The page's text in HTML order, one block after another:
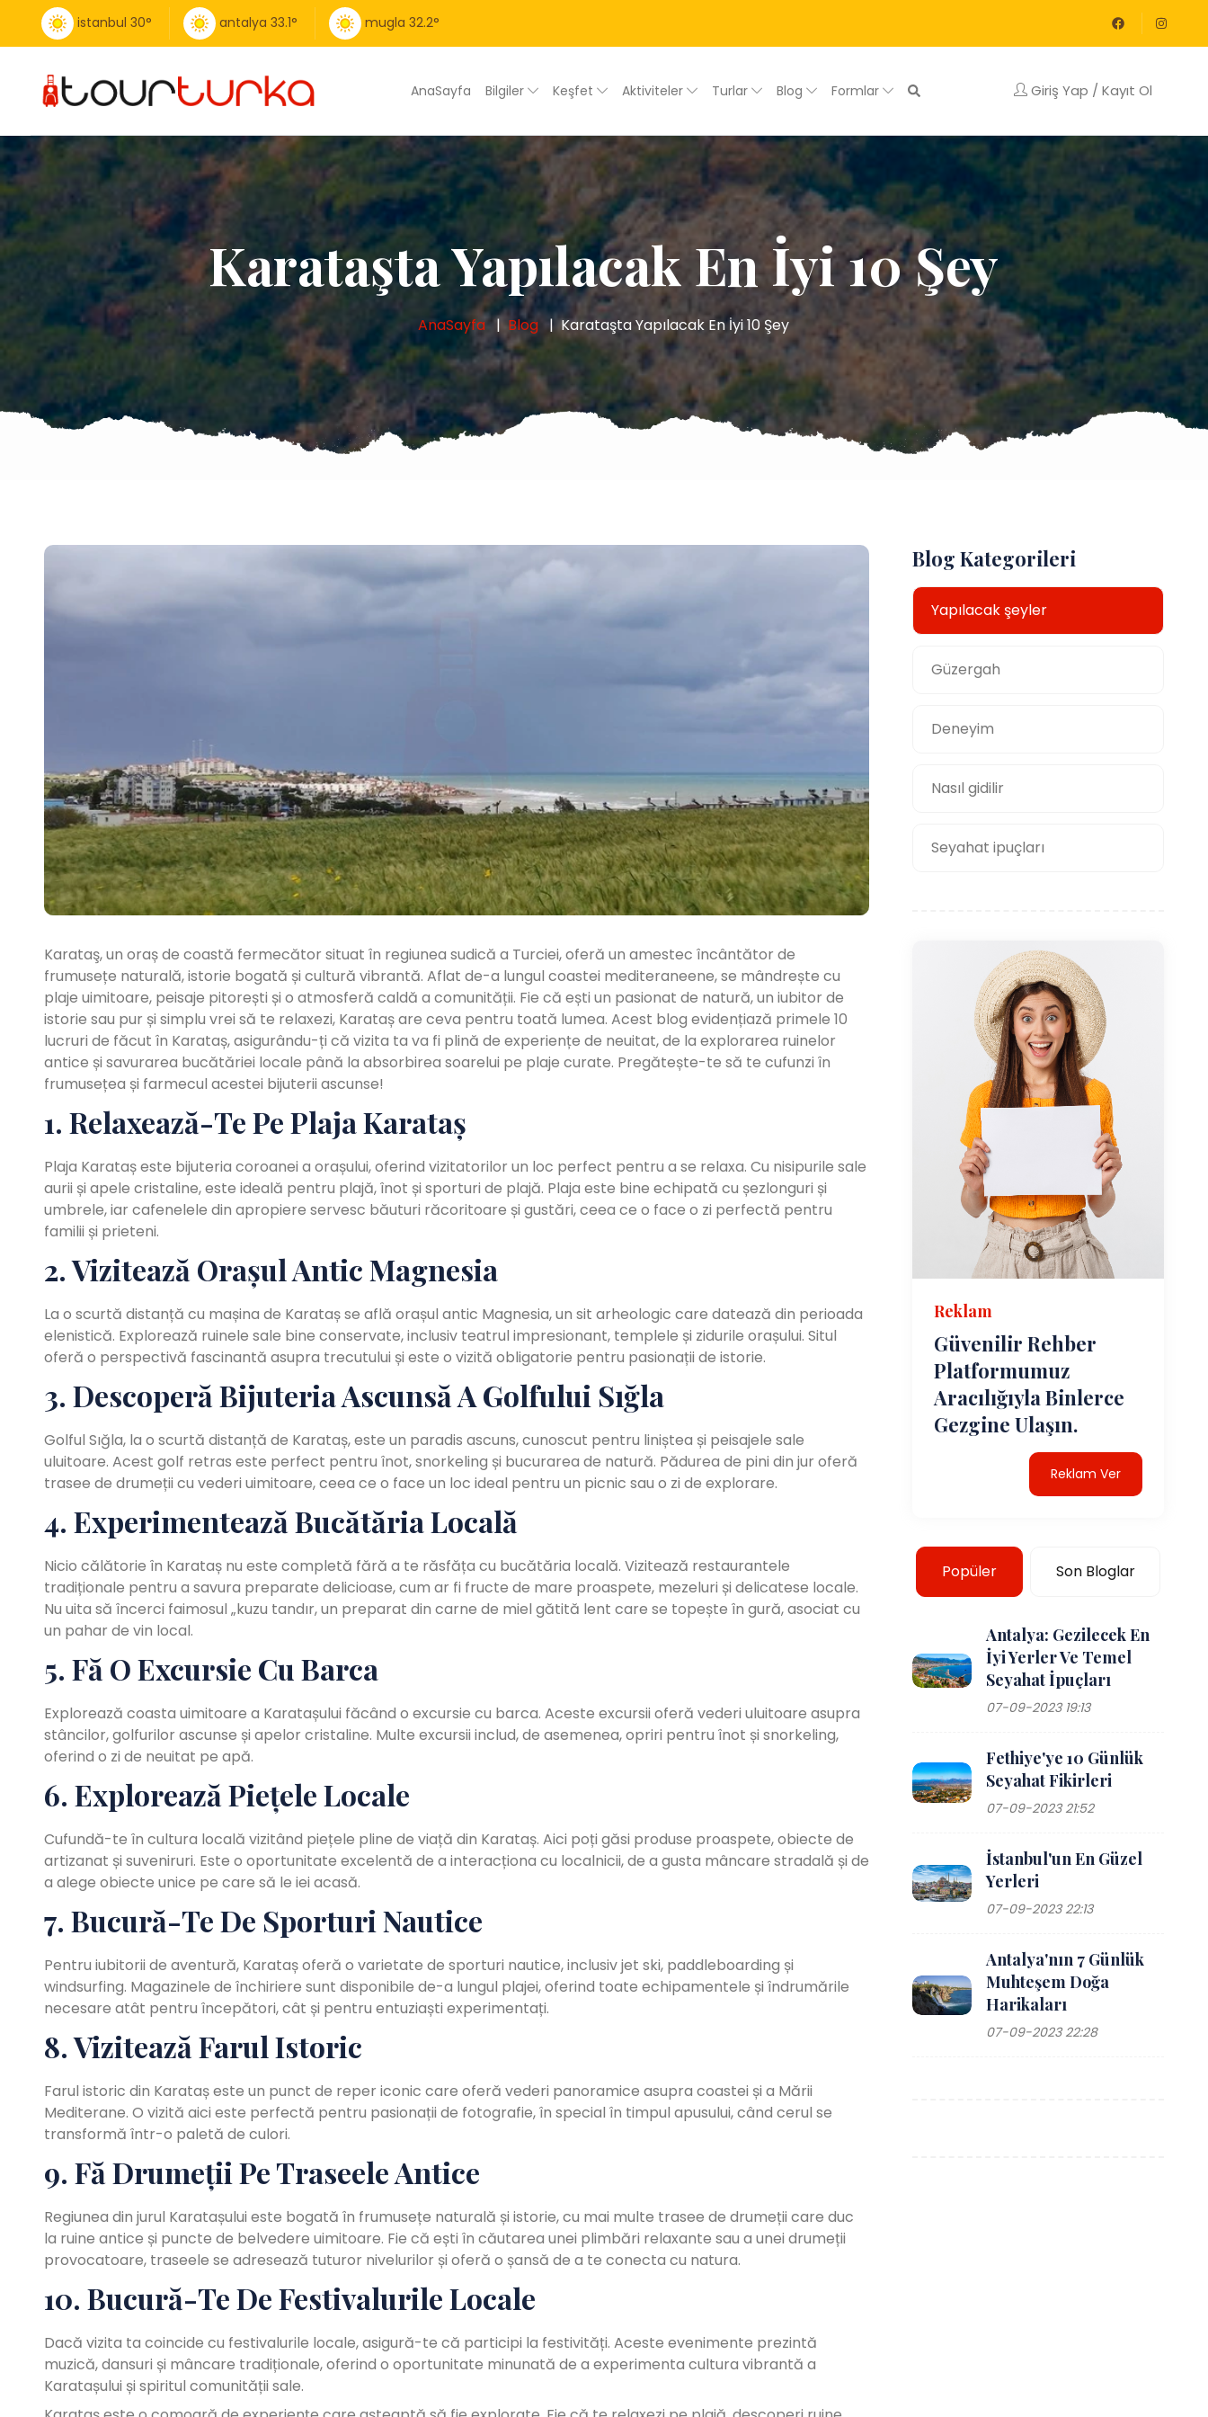
istanbul 30° antalya 33.1° mugla 32.2°
AnaSayfa Bilgiler Keşfet Aktiviteler Turlar Blog Formlar Giriş Yap / Kayıt Ol
Karataşta Yapılacak En İyi 10 Şey
AnaSayfa Blog Karataşta Yapılacak En İyi 10 Şey
Karataş, un oraș de coastă fermecător situat în regiunea sudică a Turciei, oferă un amestec încântător de
frumusețe naturală, istorie bogată și cultură vibrantă. Aflat de-a lungul coastei mediteraneene, se mândrește cu
plaje uimitoare, peisaje pitorești și o atmosferă caldă a comunității. Fie că ești un pasionat de natură, un iubitor de
istorie sau pur și simplu vrei să te relaxezi, Karataș are ceva pentru toată lumea. Acest blog evidențiază primele 10
lucruri de făcut în Karataș, asigurându-ți că vizita ta va fi plină de experiențe de neuitat, de la explorarea ruinelor
antice și savurarea bucătăriei locale până la absorbirea soarelui pe plaje curate. Pregătește-te să te cufunzi în
frumusețea și farmecul acestei bijuterii ascunse!
1. Relaxează-Te Pe Plaja Karataș
Plaja Karataș este bijuteria coroanei a orașului, oferind vizitatorilor un loc perfect pentru a se relaxa. Cu nisipurile sale
aurii și apele cristaline, este ideală pentru plajă, înot și sporturi de plajă. Plaja este bine echipată cu șezlonguri și
umbrele, iar cafenelele din apropiere servesc băuturi răcoritoare și gustări, ceea ce o face o zi perfectă pentru
familii și prieteni.
2. Vizitează Orașul Antic Magnesia
La o scurtă distanță cu mașina de Karataș se află orașul antic Magnesia, un sit arheologic care datează din perioada
elenistică. Explorează ruinele sale bine conservate, inclusiv teatrul impresionant, templele și zidurile orașului. Situl
oferă o perspectivă fascinantă asupra trecutului și este o vizită obligatorie pentru pasionații de istorie.
3. Descoperă Bijuteria Ascunsă A Golfului Sığla
Golful Sığla, la o scurtă distanță de Karataș, este un paradis ascuns, cunoscut pentru liniștea și peisajele sale
uluitoare. Acest golf retras este perfect pentru înot, snorkeling și bucurarea de natură. Pădurea de pini din jur oferă
trasee de drumeții cu vederi uimitoare, ceea ce o face un loc ideal pentru un picnic sau o zi de explorare.
4. Experimentează Bucătăria Locală
Nicio călătorie în Karataș nu este completă fără a te răsfăța cu bucătăria locală. Vizitează restaurantele
tradiționale pentru a savura preparate delicioase, cum ar fi fructe de mare proaspete, mezeluri și delicatese locale.
Nu uita să încerci faimosul „kuzu tandır, un preparat din carne de miel gătită lent care se topește în gură, asociat cu
un pahar de vin local.
5. Fă O Excursie Cu Barca
Explorează coasta uimitoare a Karatașului făcând o excursie cu barca. Aceste excursii oferă vederi uluitoare asupra
stâncilor, golfurilor ascunse și apelor cristaline. Multe excursii includ, de asemenea, opriri pentru înot și snorkeling,
oferind o zi de neuitat pe apă.
6. Explorează Piețele Locale
Cufundă-te în cultura locală vizitând piețele pline de viață din Karataș. Aici poți găsi produse proaspete, obiecte de
artizanat și suveniruri. Este o oportunitate excelentă de a interacționa cu localnicii, de a gusta mâncare stradală și de
a alege obiecte unice pe care să le iei acasă.
7. Bucură-Te De Sporturi Nautice
Pentru iubitorii de aventură, Karataș oferă o varietate de sporturi nautice, inclusiv jet ski, paddleboarding și
windsurfing. Magazinele de închiriere sunt disponibile de-a lungul plajei, oferind toate echipamentele și îndrumările
necesare atât pentru începători, cât și pentru entuziaști experimentați.
8. Vizitează Farul Istoric
Farul istoric din Karataș este un punct de reper iconic care oferă vederi panoramice asupra coastei și a Mării
Mediterane. O vizită aici este perfectă pentru pasionații de fotografie, în special în timpul apusului, când cerul se
transformă într-o paletă de culori.
9. Fă Drumeții Pe Traseele Antice
Regiunea din jurul Karatașului este bogată în frumusețe naturală și istorie, cu mai multe trasee de drumeții care duc
la ruine antice și puncte de belvedere uimitoare. Fie că ești în căutarea unei plimbări relaxante sau a unei drumeții
provocatoare, traseele se adresează tuturor nivelurilor și oferă o șansă de a te conecta cu natura.
10. Bucură-Te De Festivalurile Locale
Dacă vizita ta coincide cu festivalurile locale, asigură-te că participi la festivități. Aceste evenimente prezintă
muzică, dansuri și mâncare tradiționale, oferind o oportunitate minunată de a experimenta cultura vibrantă a
Karatașului și spiritul comunității sale.
Blog Kategorileri
Yapılacak şeyler
Güzergah
Deneyim
Nasıl gidilir
Seyahat ipuçları
Reklam
Güvenilir Rehber
Platformumuz
Aracılığıyla Binlerce
Gezgine Ulaşın.
Reklam Ver
Popüler Son Bloglar
Antalya: Gezilecek En
İyi Yerler Ve Temel
Seyahat İpuçları
07-09-2023 19:13
Fethiye'ye 10 Günlük
Seyahat Fikirleri
07-09-2023 21:52
İstanbul'un En Güzel
Yerleri
07-09-2023 22:13
Antalya'nın 7 Günlük
Muhteşem Doğa
Harikaları
07-09-2023 22:28